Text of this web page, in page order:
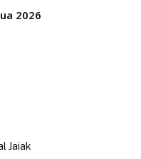
2026